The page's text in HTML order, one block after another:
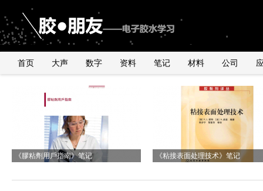
首页 大声 数字 资料 笔记 材料 公司
与UNDERFILL世界级高手交流有感
由2011年全球手机销量数据臆测
UNDERFILL的用量
《2010年银粉与浆料产品行业研讨会》
有感
国内外导电银粉、银浆、导电胶
况
《膠粘劑用戶指南》笔记 《粘接表面处理技术》笔记